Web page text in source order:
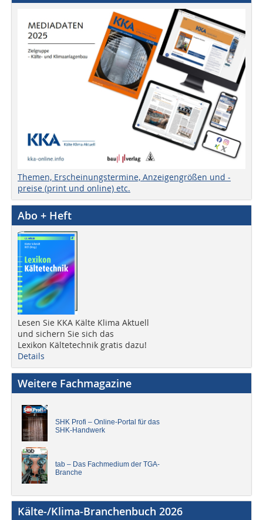
Themen, Erscheinungstermine, Anzeigengrößen und -
preise (print und online) etc.
Abo + Heft
Lesen Sie KKA Kälte Klima Aktuell
und sichern Sie sich das
Lexikon Kältetechnik gratis dazu!
Details
Weitere Fachmagazine
SHK Profi – Online-Portal für das
SHK-Handwerk
tab – Das Fachmedium der TGA-
Branche
Kälte-/Klima-Branchenbuch 2026